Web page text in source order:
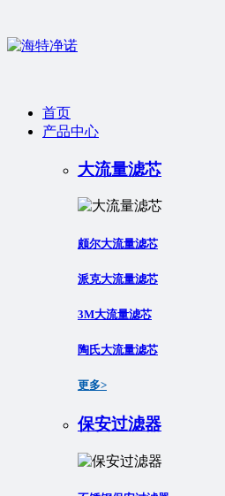
首页
产品中心
大流量滤芯
颇尔大流量滤芯
派克大流量滤芯
3M大流量滤芯
陶氏大流量滤芯
更多>
保安过滤器